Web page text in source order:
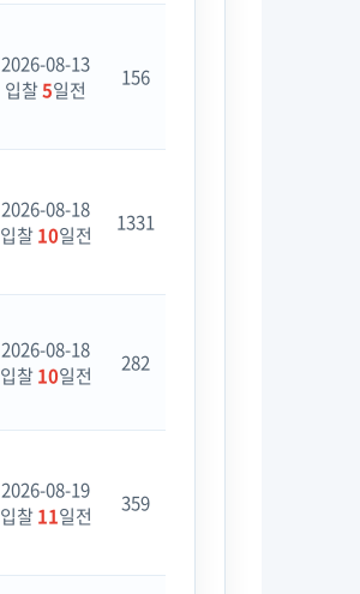
2026-08-13
입찰5일전 156
2026-08-18
입찰10일전 1331
2026-08-18
입찰10일전 282
2026-08-19
입찰11일전 359